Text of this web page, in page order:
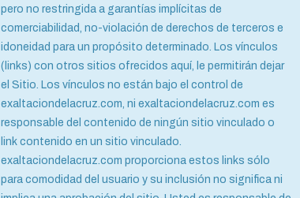
pero no restringida a garantías implícitas de
comerciabilidad, no-violación de derechos de terceros e
idoneidad para un propósito determinado. Los vínculos
(links) con otros sitios ofrecidos aquí, le permitirán dejar
el Sitio. Los vínculos no están bajo el control de
exaltaciondelacruz.com, ni exaltaciondelacruz.com es
responsable del contenido de ningún sitio vinculado o
link contenido en un sitio vinculado.
exaltaciondelacruz.com proporciona estos links sólo
para comodidad del usuario y su inclusión no significa ni